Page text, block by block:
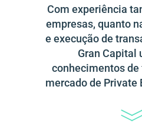
Com experiência
empresas, quanto
e execução de
Gran Capital
conhecimentos
mercado de Private